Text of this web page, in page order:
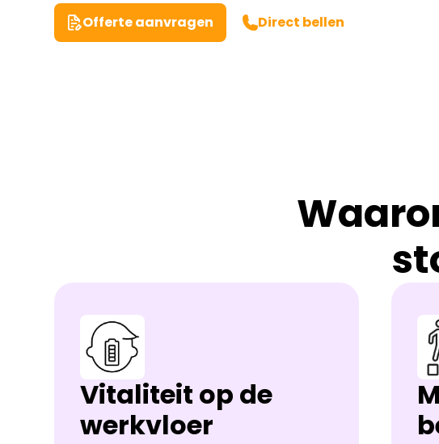
Offerte aanvragen Direct bellen
Vitaliteit op de
werkvloer